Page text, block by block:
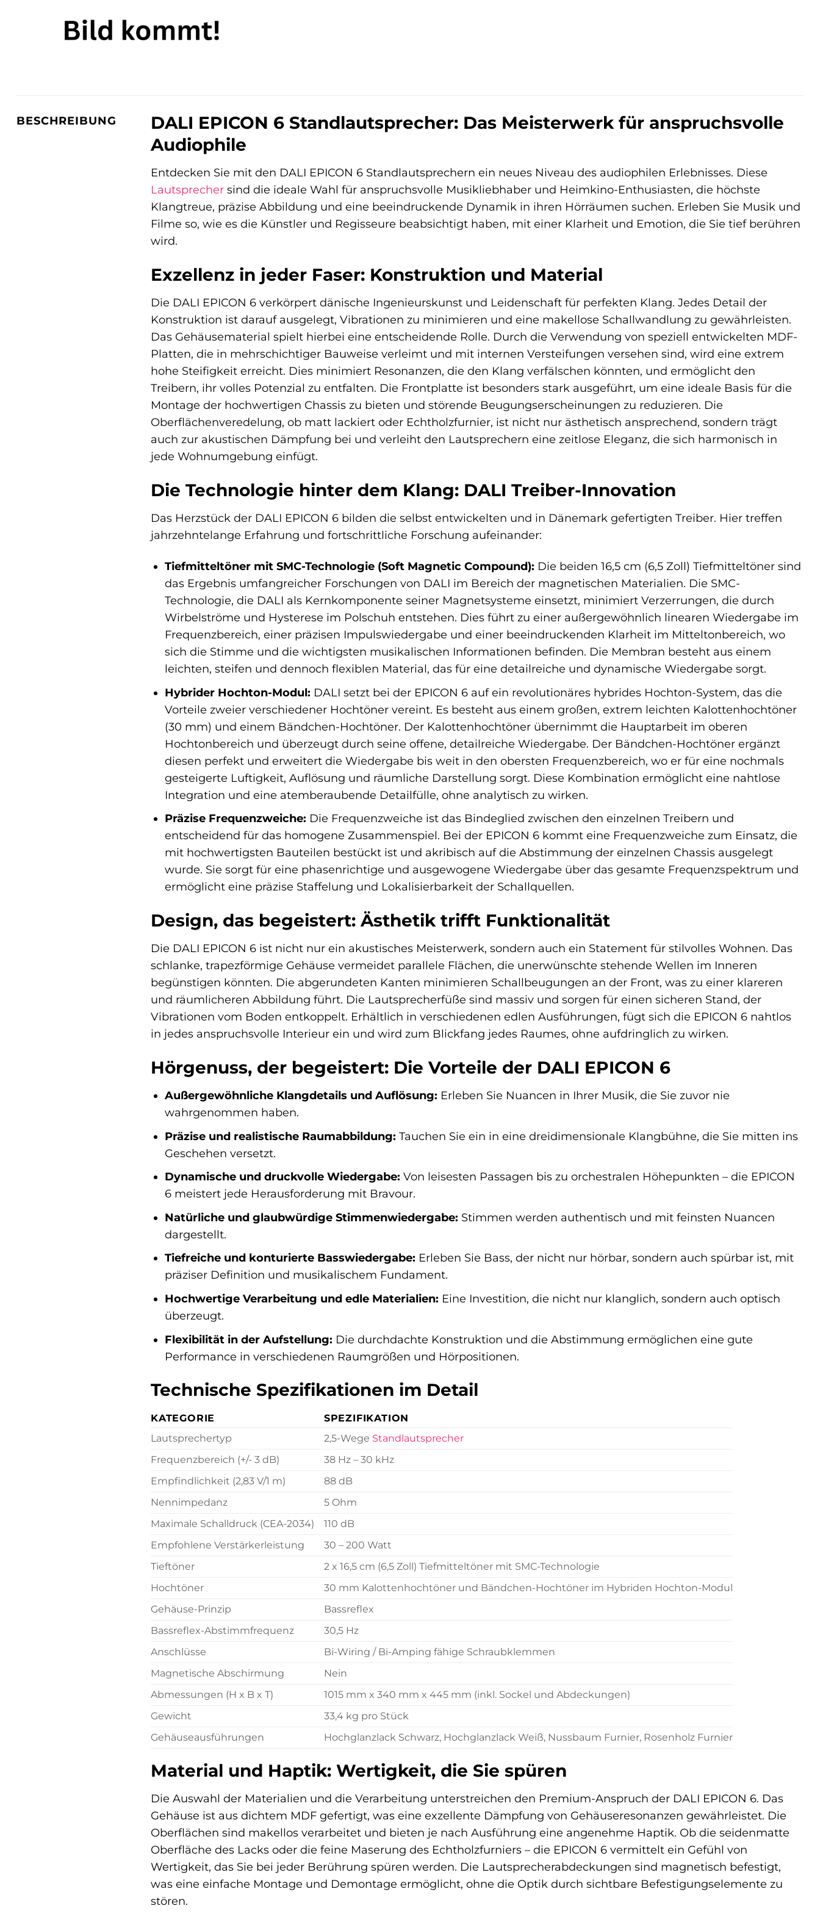
BESCHREIBUNG
DALI EPICON 6 Standlautsprecher: Das Meisterwerk für anspruchsvolle
Audiophile
Entdecken Sie mit den DALI EPICON 6 Standlautsprechern ein neues Niveau des audiophilen Erlebnisses. Diese
Lautsprecher sind die ideale Wahl für anspruchsvolle Musikliebhaber und Heimkino-Enthusiasten, die höchste
Klangtreue, präzise Abbildung und eine beeindruckende Dynamik in ihren Hörräumen suchen. Erleben Sie Musik und
Filme so, wie es die Künstler und Regisseure beabsichtigt haben, mit einer Klarheit und Emotion, die Sie tief berühren
wird.
Exzellenz in jeder Faser: Konstruktion und Material
Die DALI EPICON 6 verkörpert dänische Ingenieurskunst und Leidenschaft für perfekten Klang. Jedes Detail der
Konstruktion ist darauf ausgelegt, Vibrationen zu minimieren und eine makellose Schallwandlung zu gewährleisten.
Das Gehäusematerial spielt hierbei eine entscheidende Rolle. Durch die Verwendung von speziell entwickelten MDF-
Platten, die in mehrschichtiger Bauweise verleimt und mit internen Versteifungen versehen sind, wird eine extrem
hohe Steifigkeit erreicht. Dies minimiert Resonanzen, die den Klang verfälschen könnten, und ermöglicht den
Treibern, ihr volles Potenzial zu entfalten. Die Frontplatte ist besonders stark ausgeführt, um eine ideale Basis für die
Montage der hochwertigen Chassis zu bieten und störende Beugungserscheinungen zu reduzieren. Die
Oberflächenveredelung, ob matt lackiert oder Echtholzfurnier, ist nicht nur ästhetisch ansprechend, sondern trägt
auch zur akustischen Dämpfung bei und verleiht den Lautsprechern eine zeitlose Eleganz, die sich harmonisch in
jede Wohnumgebung einfügt.
Die Technologie hinter dem Klang: DALI Treiber-Innovation
Das Herzstück der DALI EPICON 6 bilden die selbst entwickelten und in Dänemark gefertigten Treiber. Hier treffen
jahrzehntelange Erfahrung und fortschrittliche Forschung aufeinander:
Tiefmitteltöner mit SMC-Technologie (Soft Magnetic Compound): Die beiden 16,5 cm (6,5 Zoll) Tiefmitteltöner sind
das Ergebnis umfangreicher Forschungen von DALI im Bereich der magnetischen Materialien. Die SMC-
Technologie, die DALI als Kernkomponente seiner Magnetsysteme einsetzt, minimiert Verzerrungen, die durch
Wirbelströme und Hysterese im Polschuh entstehen. Dies führt zu einer außergewöhnlich linearen Wiedergabe im
Frequenzbereich, einer präzisen Impulswiedergabe und einer beeindruckenden Klarheit im Mitteltonbereich, wo
sich die Stimme und die wichtigsten musikalischen Informationen befinden. Die Membran besteht aus einem
leichten, steifen und dennoch flexiblen Material, das für eine detailreiche und dynamische Wiedergabe sorgt.
Hybrider Hochton-Modul: DALI setzt bei der EPICON 6 auf ein revolutionäres hybrides Hochton-System, das die
Vorteile zweier verschiedener Hochtöner vereint. Es besteht aus einem großen, extrem leichten Kalottenhochtöner
(30 mm) und einem Bändchen-Hochtöner. Der Kalottenhochtöner übernimmt die Hauptarbeit im oberen
Hochtonbereich und überzeugt durch seine offene, detailreiche Wiedergabe. Der Bändchen-Hochtöner ergänzt
diesen perfekt und erweitert die Wiedergabe bis weit in den obersten Frequenzbereich, wo er für eine nochmals
gesteigerte Luftigkeit, Auflösung und räumliche Darstellung sorgt. Diese Kombination ermöglicht eine nahtlose
Integration und eine atemberaubende Detailfülle, ohne analytisch zu wirken.
Präzise Frequenzweiche: Die Frequenzweiche ist das Bindeglied zwischen den einzelnen Treibern und
entscheidend für das homogene Zusammenspiel. Bei der EPICON 6 kommt eine Frequenzweiche zum Einsatz, die
mit hochwertigsten Bauteilen bestückt ist und akribisch auf die Abstimmung der einzelnen Chassis ausgelegt
wurde. Sie sorgt für eine phasenrichtige und ausgewogene Wiedergabe über das gesamte Frequenzspektrum und
ermöglicht eine präzise Staffelung und Lokalisierbarkeit der Schallquellen.
Design, das begeistert: Ästhetik trifft Funktionalität
Die DALI EPICON 6 ist nicht nur ein akustisches Meisterwerk, sondern auch ein Statement für stilvolles Wohnen. Das
schlanke, trapezförmige Gehäuse vermeidet parallele Flächen, die unerwünschte stehende Wellen im Inneren
begünstigen könnten. Die abgerundeten Kanten minimieren Schallbeugungen an der Front, was zu einer klareren
und räumlicheren Abbildung führt. Die Lautsprecherfüße sind massiv und sorgen für einen sicheren Stand, der
Vibrationen vom Boden entkoppelt. Erhältlich in verschiedenen edlen Ausführungen, fügt sich die EPICON 6 nahtlos
in jedes anspruchsvolle Interieur ein und wird zum Blickfang jedes Raumes, ohne aufdringlich zu wirken.
Hörgenuss, der begeistert: Die Vorteile der DALI EPICON 6
Außergewöhnliche Klangdetails und Auflösung: Erleben Sie Nuancen in Ihrer Musik, die Sie zuvor nie
wahrgenommen haben.
Präzise und realistische Raumabbildung: Tauchen Sie ein in eine dreidimensionale Klangbühne, die Sie mitten ins
Geschehen versetzt.
Dynamische und druckvolle Wiedergabe: Von leisesten Passagen bis zu orchestralen Höhepunkten – die EPICON
6 meistert jede Herausforderung mit Bravour.
Natürliche und glaubwürdige Stimmenwiedergabe: Stimmen werden authentisch und mit feinsten Nuancen
dargestellt.
Tiefreiche und konturierte Basswiedergabe: Erleben Sie Bass, der nicht nur hörbar, sondern auch spürbar ist, mit
präziser Definition und musikalischem Fundament.
Hochwertige Verarbeitung und edle Materialien: Eine Investition, die nicht nur klanglich, sondern auch optisch
überzeugt.
Flexibilität in der Aufstellung: Die durchdachte Konstruktion und die Abstimmung ermöglichen eine gute
Performance in verschiedenen Raumgrößen und Hörpositionen.
Technische Spezifikationen im Detail
KATEGORIE
SPEZIFIKATION
Lautsprechertyp
2,5-Wege Standlautsprecher
Frequenzbereich (+/- 3 dB)
38 Hz – 30 kHz
Empfindlichkeit (2,83 V/1 m)
88 dB
Nennimpedanz
5 Ohm
Maximale Schalldruck (CEA-2034)
110 dB
Empfohlene Verstärkerleistung
30 – 200 Watt
Tieftöner
2 x 16,5 cm (6,5 Zoll) Tiefmitteltöner mit SMC-Technologie
Hochtöner
30 mm Kalottenhochtöner und Bändchen-Hochtöner im Hybriden Hochton-Modul
Gehäuse-Prinzip
Bassreflex
Bassreflex-Abstimmfrequenz
30,5 Hz
Anschlüsse
Bi-Wiring / Bi-Amping fähige Schraubklemmen
Magnetische Abschirmung
Nein
Abmessungen (H x B x T)
1015 mm x 340 mm x 445 mm (inkl. Sockel und Abdeckungen)
Gewicht
33,4 kg pro Stück
Gehäuseausführungen
Hochglanzlack Schwarz, Hochglanzlack Weiß, Nussbaum Furnier, Rosenholz Furnier
Material und Haptik: Wertigkeit, die Sie spüren
Die Auswahl der Materialien und die Verarbeitung unterstreichen den Premium-Anspruch der DALI EPICON 6. Das
Gehäuse ist aus dichtem MDF gefertigt, was eine exzellente Dämpfung von Gehäuseresonanzen gewährleistet. Die
Oberflächen sind makellos verarbeitet und bieten je nach Ausführung eine angenehme Haptik. Ob die seidenmatte
Oberfläche des Lacks oder die feine Maserung des Echtholzfurniers – die EPICON 6 vermittelt ein Gefühl von
Wertigkeit, das Sie bei jeder Berührung spüren werden. Die Lautsprecherabdeckungen sind magnetisch befestigt,
was eine einfache Montage und Demontage ermöglicht, ohne die Optik durch sichtbare Befestigungselemente zu
stören.